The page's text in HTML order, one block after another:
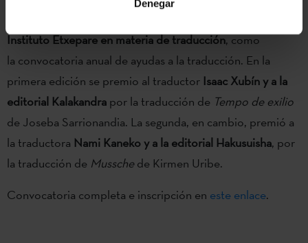
Denegar
Instituto Etxepare en materia de traducción, como
la convocatoria anual de ayudas a la traducción. En la
primera edición se premio al traductor Isaac Xubín y a la
editorial Kalakandra por la traducción de Tempo de exilio
de Joseba Sarrionandia. La segunda, en cambio, premió a
la traductora Nami Kaneko y a la editorial Hakusuisha, por
la traducción de Musschede Kirmen Uribe.
Convocatoria completa e inscripción en este enlace.